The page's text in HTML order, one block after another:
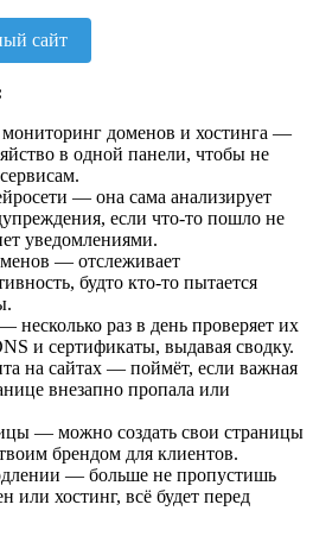
сайт
доменов и хостинга —
в одной панели, чтобы не
— она сама анализирует
если что-то пошло не
уведомлениями.
— отслеживает
будто кто-то пытается
несколько раз в день проверяет их
и сертификаты, выдавая сводку.
на сайтах — поймёт, если важная
внезапно пропала или
— можно создать свои страницы
брендом для клиентов.
— больше не пропустишь
или хостинг, всё будет перед